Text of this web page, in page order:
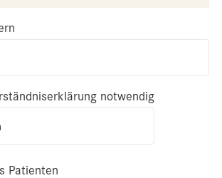
notwendig
Patienten